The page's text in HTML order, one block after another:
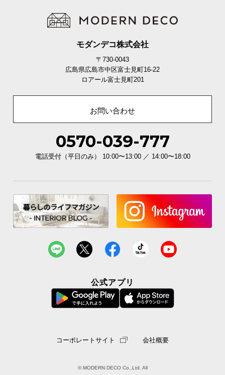
寝返りの振動を軽減
マットレスの横揺れが少ないので、自分自身の寝返
二人での使用におすすめ
モダンデコ株式会社
〒730-0043
広島県広島市中区富士見町16-22
ロアール富士見町201
お問い合わせ
0570-039-777
電話受付（平日のみ） 10:00〜13:00 ／ 14:00〜18:00
公式アプリ
コーポレートサイト 会社概要
© MODERN DECO Co.,Ltd. All